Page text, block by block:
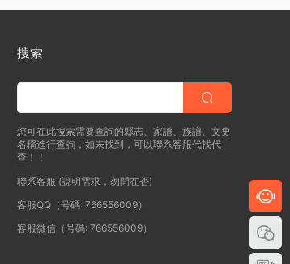
搜索
您可在此搜索需要查詢的縣志、家譜、族譜、文史
名稱進行查詢，如未找到，可以聯系客服代找代
查！！
聯系客服 (說明需求，勿問在否)
客服QQ（号碼: 766556009）
客服微信（号碼: 766556009）